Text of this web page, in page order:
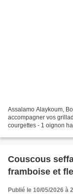
Assalamo Alaykoum,
accompagner vos
courgettes - 1 oignon
Couscous
framboise et
Publié le 10/05/2026 à